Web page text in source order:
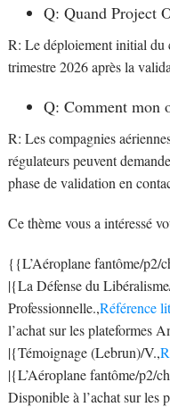
Q: Quand Project
R: Le déploiement initial du
trimestre 2026 après la
Q: Comment mon
R: Les compagnies
régulateurs peuvent
phase de validation en
Ce thème vous a intéressé
{{L’Aéroplane fantôme/p2/
|{La Défense du
Professionnelle.,Référence
l’achat sur les plateformes
|{Témoignage (Lebrun)/V.,
|{L’Aéroplane fantôme/p2/
Disponible à l’achat sur